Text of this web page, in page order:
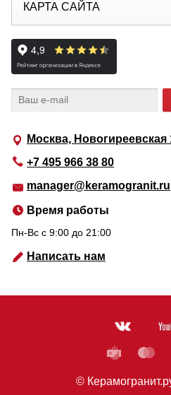
Москва, Новогиреевская
+7 495 966 38 80
manager@keramogranit.ru
Время работы
Пн-Вс c 9:00 до 21:00
Написать нам
КАРТА САЙТА
©